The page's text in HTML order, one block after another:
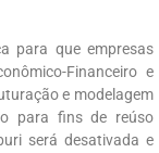
para que empresas
Financeiro e
e modelagem
para fins de reúso
será desativada e